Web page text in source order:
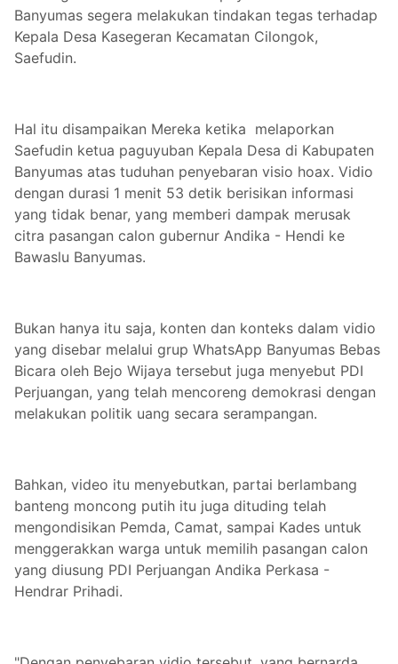
Banyumas segera melakukan tindakan tegas terhadap
Kepala Desa Kasegeran Kecamatan Cilongok,
Saefudin.
Hal itu disampaikan Mereka ketika melaporkan
Saefudin ketua paguyuban Kepala Desa di Kabupaten
Banyumas atas tuduhan penyebaran visio hoax. Vidio
dengan durasi 1 menit 53 detik berisikan informasi
yang tidak benar, yang memberi dampak merusak
citra pasangan calon gubernur Andika - Hendi ke
Bawaslu Banyumas.
Bukan hanya itu saja, konten dan konteks dalam vidio
yang disebar melalui grup WhatsApp Banyumas Bebas
Bicara oleh Bejo Wijaya tersebut juga menyebut PDI
Perjuangan, yang telah mencoreng demokrasi dengan
melakukan politik uang secara serampangan.
Bahkan, video itu menyebutkan, partai berlambang
banteng moncong putih itu juga dituding telah
mengondisikan Pemda, Camat, sampai Kades untuk
menggerakkan warga untuk memilih pasangan calon
yang diusung PDI Perjuangan Andika Perkasa -
Hendrar Prihadi.